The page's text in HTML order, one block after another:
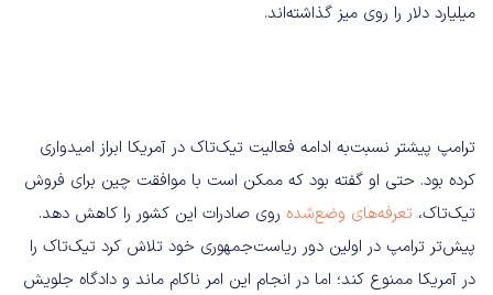
میلیارد دلار را روی میز گذاشته‌اند.
ترامپ پیشتر نسبت‌به ادامه فعالیت تیک‌تاک در آمریکا ابراز امیدواری
کرده بود. حتی او گفته بود که ممکن است با موافقت چین برای فروش
تیک‌تاک، تعرفه‌های وضع‌شده روی صادرات این کشور را کاهش دهد.
پیش‌تر ترامپ در اولین دور ریاست‌جمهوری خود تلاش کرد تیک‌تاک را
در آمریکا ممنوع کند؛ اما در انجام این امر ناکام ماند و دادگاه جلویش